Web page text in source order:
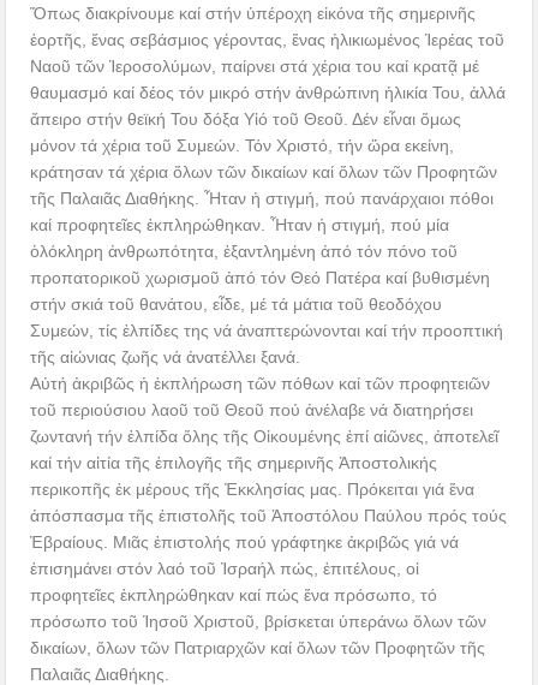
Ὅπως διακρίνουμε καί στήν ὑπέροχη εἰκόνα τῆς σημερινῆς
ἑορτῆς, ἕνας σεβάσμιος γέροντας, ἕνας ἡλικιωμένος Ἱερέας τοῦ
Ναοῦ τῶν Ἱεροσολύμων, παίρνει στά χέρια του καί κρατᾷ μέ
θαυμασμό καί δέος τόν μικρό στήν ἀνθρώπινη ἡλικία Του, ἀλλά
ἄπειρο στήν θεϊκή Του δόξα Υἱό τοῦ Θεοῦ. Δέν εἶναι ὅμως
μόνον τά χέρια τοῦ Συμεών. Τόν Χριστό, τήν ὥρα εκείνη,
κράτησαν τά χέρια ὅλων τῶν δικαίων καί ὅλων τῶν Προφητῶν
τῆς Παλαιᾶς Διαθήκης. Ἦταν ἡ στιγμή, πού πανάρχαιοι πόθοι
καί προφητεῖες ἐκπληρώθηκαν. Ἦταν ἡ στιγμή, πού μία
ὁλόκληρη ἀνθρωπότητα, ἐξαντλημένη ἀπό τόν πόνο τοῦ
προπατορικοῦ χωρισμοῦ ἀπό τόν Θεό Πατέρα καί βυθισμένη
στήν σκιά τοῦ θανάτου, εἶδε, μέ τά μάτια τοῦ θεοδόχου
Συμεών, τίς ἐλπίδες της νά ἀναπτερώνονται καί τήν προοπτική
τῆς αἰώνιας ζωῆς νά ἀνατέλλει ξανά.
Αὐτή ἀκριβῶς ἡ ἐκπλήρωση τῶν πόθων καί τῶν προφητειῶν
τοῦ περιούσιου λαοῦ τοῦ Θεοῦ πού ἀνέλαβε νά διατηρήσει
ζωντανή τήν ἐλπίδα ὅλης τῆς Οἰκουμένης ἐπί αἰῶνες, ἀποτελεῖ
καί τήν αἰτία τῆς ἐπιλογῆς τῆς σημερινῆς Ἀποστολικής
περικοπῆς ἐκ μέρους τῆς Ἐκκλησίας μας. Πρόκειται γιά ἕνα
ἀπόσπασμα τῆς ἐπιστολῆς τοῦ Ἀποστόλου Παύλου πρός τούς
Ἑβραίους. Μιᾶς ἐπιστολής πού γράφτηκε ἀκριβῶς γιά νά
ἐπισημάνει στόν λαό τοῦ Ἰσραήλ πώς, ἐπιτέλους, οἱ
προφητεῖες ἐκπληρώθηκαν καί πώς ἕνα πρόσωπο, τό
πρόσωπο τοῦ Ἰησοῦ Χριστοῦ, βρίσκεται ὑπεράνω ὅλων τῶν
δικαίων, ὅλων τῶν Πατριαρχῶν καί ὅλων τῶν Προφητῶν τῆς
Παλαιᾶς Διαθήκης.